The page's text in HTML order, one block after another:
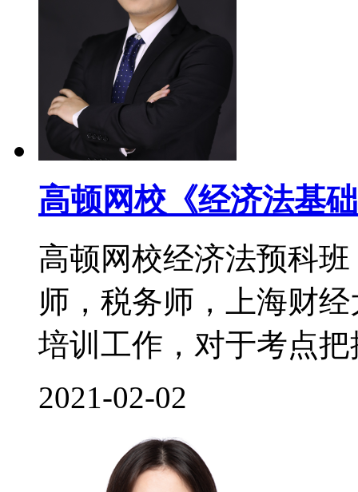
高顿网校《经济法基
高顿网校经济法预科
师，税务师，上海财
培训工作，对于考点
2021-02-02